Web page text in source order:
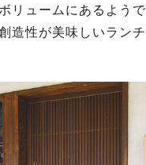
リュームにあるよう
造性が美味しいラン